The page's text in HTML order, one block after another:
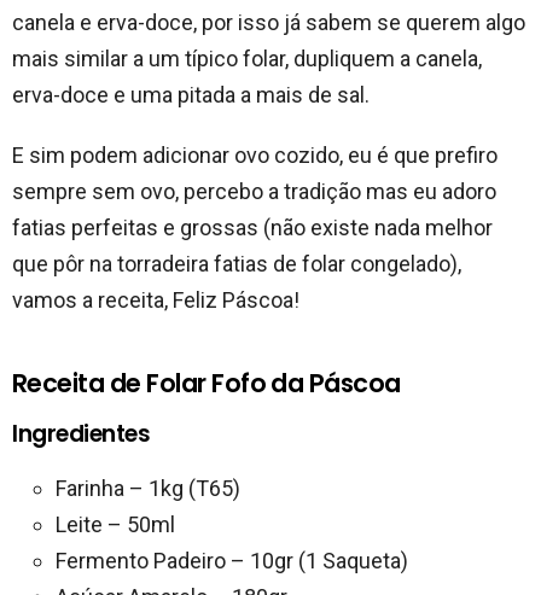
canela e erva-doce, por isso já sabem se querem algo
mais similar a um típico folar, dupliquem a canela,
erva-doce e uma pitada a mais de sal.
E sim podem adicionar ovo cozido, eu é que prefiro
sempre sem ovo, percebo a tradição mas eu adoro
fatias perfeitas e grossas (não existe nada melhor
que pôr na torradeira fatias de folar congelado),
vamos a receita, Feliz Páscoa!
Receita de Folar Fofo da Páscoa
Ingredientes
Farinha – 1kg (T65)
Leite – 50ml
Fermento Padeiro – 10gr (1 Saqueta)